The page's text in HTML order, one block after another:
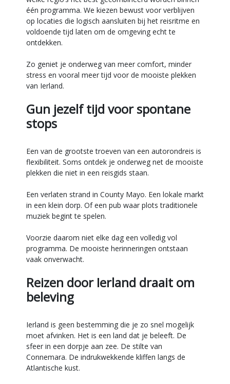
één programma. We kiezen bewust voor verblijven
op locaties die logisch aansluiten bij het reisritme en
voldoende tijd laten om de omgeving echt te
ontdekken.
Zo geniet je onderweg van meer comfort, minder
stress en vooral meer tijd voor de mooiste plekken
van Ierland.
Gun jezelf tijd voor spontane
stops
Een van de grootste troeven van een autorondreis is
flexibiliteit. Soms ontdek je onderweg net de mooiste
plekken die niet in een reisgids staan.
Een verlaten strand in County Mayo. Een lokale markt
in een klein dorp. Of een pub waar plots traditionele
muziek begint te spelen.
Voorzie daarom niet elke dag een volledig vol
programma. De mooiste herinneringen ontstaan
vaak onverwacht.
Reizen door Ierland draait om
beleving
Ierland is geen bestemming die je zo snel mogelijk
moet afvinken. Het is een land dat je beleeft. De
sfeer in een dorpje aan zee. De stilte van
Connemara. De indrukwekkende kliffen langs de
Atlantische kust.